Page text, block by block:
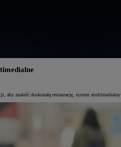
aby znaleźć doskonałą restaurację, system